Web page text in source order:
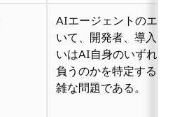
AIエージェントのエラ
いて、開発者、導入者
いはAI自身のいずれが
負うのかを特定するこ
雑な問題である。